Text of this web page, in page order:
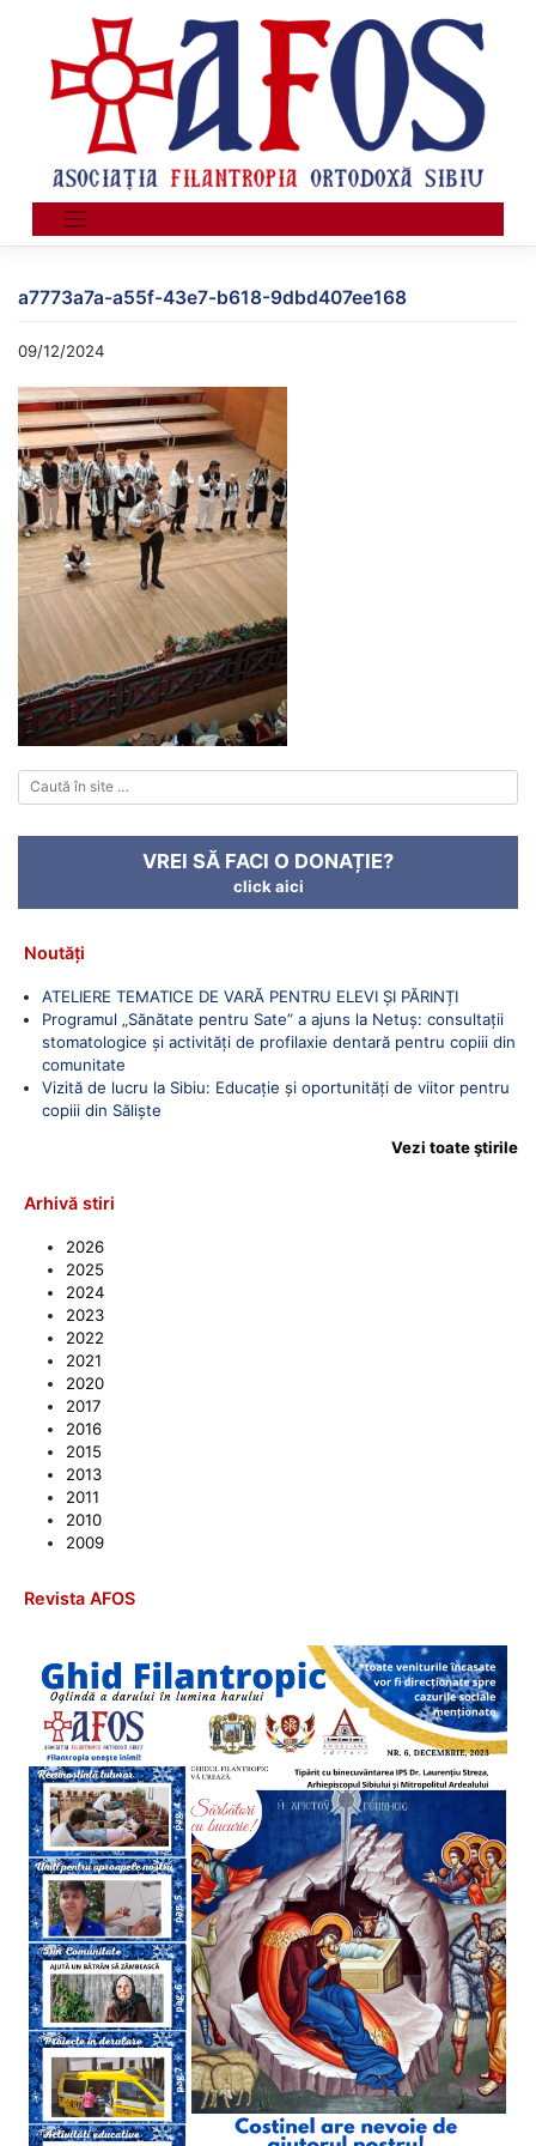
content
a7773a7a-a55f-43e7-b618-9dbd407ee168
09/12/2024
VREI SĂ FACI O DONAȚIE?
click aici
Noutăți
ATELIERE TEMATICE DE VARĂ PENTRU ELEVI ȘI PĂRINȚI
Programul „Sănătate pentru Sate” a ajuns la Netuș: consultații
stomatologice și activități de profilaxie dentară pentru copiii din
comunitate
Vizită de lucru la Sibiu: Educație și oportunități de viitor pentru
copiii din Săliște
Vezi toate ştirile
Arhivă stiri
2026
2025
2024
2023
2022
2021
2020
2017
2016
2015
2013
2011
2010
2009
Revista AFOS